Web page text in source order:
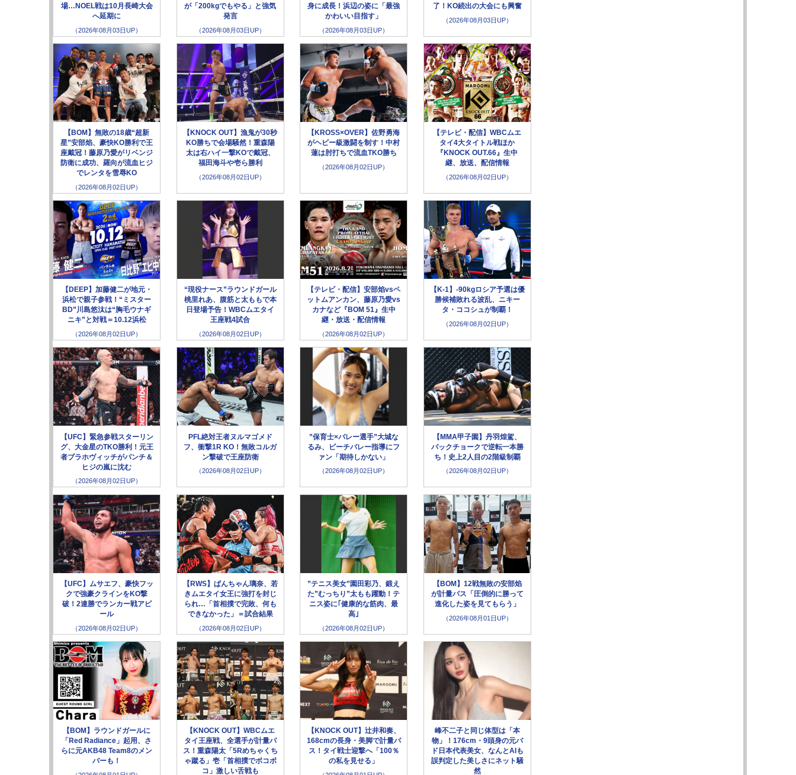
場…NOEL戦は10月長崎大会
へ延期に
（2026年08月03日UP）
が「200kgでもやる」と強気
発言
（2026年08月03日UP）
身に成長！浜辺の姿に「最強
かわいい目指す」
（2026年08月03日UP）
了！KO続出の大会にも興奮
（2026年08月03日UP）
【BOM】無敗の18歳“超新
星”安部焰、豪快KO勝利で王
座戴冠！藤原乃愛がリベンジ
防衛に成功、羅向が流血ヒジ
でレンタを雪辱KO
（2026年08月02日UP）
【KNOCK OUT】漁鬼が30秒
KO勝ちで会場騒然！重森陽
太は右ハイ一撃KOで戴冠、
福田海斗や壱ら勝利
（2026年08月02日UP）
【KROSS×OVER】佐野勇海
がヘビー級激闘を制す！中村
蓮は肘打ちで流血TKO勝ち
（2026年08月02日UP）
【テレビ・配信】WBCムエ
タイ4大タイトル戦ほか
『KNOCK OUT.66』生中
継、放送、配信情報
（2026年08月02日UP）
【DEEP】加藤健二が地元・
浜松で親子参戦！“ミスター
BD”川島悠汰は“胸毛ウナギ
ニキ”と対戦＝10.12浜松
（2026年08月02日UP）
“現役ナース”ラウンドガール
桃里れあ、腹筋と太ももで本
日登場予告！WBCムエタイ
王座戦4試合
（2026年08月02日UP）
【テレビ・配信】安部焰vsペ
ットムアンカン、藤原乃愛vs
カナなど『BOM 51』生中
継・放送・配信情報
（2026年08月02日UP）
【K-1】-90kgロシア予選は優
勝候補敗れる波乱、ニキー
タ・ココシュが制覇！
（2026年08月02日UP）
【UFC】緊急参戦スターリン
グ、大金星のTKO勝利！元王
者ブラホヴィッチがパンチ＆
ヒジの嵐に沈む
（2026年08月02日UP）
PFL絶対王者ヌルマゴメド
フ、衝撃1R KO！無敗コルガ
ン撃破で王座防衛
（2026年08月02日UP）
”保育士×バレー選手”大城な
るみ、ビーチバレー指導にフ
ァン「期待しかない」
（2026年08月02日UP）
【MMA甲子園】丹羽煌駕、
バックチョークで逆転一本勝
ち！史上2人目の2階級制覇
（2026年08月02日UP）
【UFC】ムサエフ、豪快フッ
クで強豪クラインをKO撃
破！2連勝でランカー戦アピ
ール
（2026年08月02日UP）
【RWS】ぱんちゃん璃奈、若
きムエタイ女王に強打を封じ
られ…「首相撲で完敗、何も
できなかった」＝試合結果
（2026年08月02日UP）
”テニス美女”園田彩乃、鍛え
た”むっちり”太もも躍動！テ
ニス姿に｢健康的な筋肉、最
高｣
（2026年08月02日UP）
【BOM】12戦無敗の安部焰
が計量パス「圧倒的に勝って
進化した姿を見てもらう」
（2026年08月01日UP）
【BOM】ラウンドガールに
「Red Radiance」起用、さ
らに元AKB48 Team8のメン
バーも！
【KNOCK OUT】WBCムエ
タイ王座戦、全選手が計量パ
ス！重森陽太「5Rめちゃくち
ゃ蹴る」壱「首相撲でボコボ
コ」激しい舌戦も
【KNOCK OUT】辻井和奏、
168cmの長身・美脚で計量パ
ス！タイ戦士迎撃へ「100％
の私を見せる」
峰不二子と同じ体型は「本
物」！176cm・9頭身の元バ
ド日本代表美女、なんとAIも
誤判定した美しさにネット騒
然